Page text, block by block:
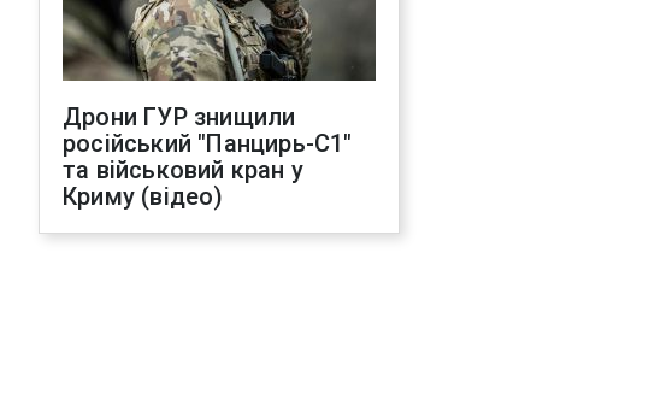
Дрони ГУР знищили
російський "Панцирь-С1"
та військовий кран у
Криму (відео)